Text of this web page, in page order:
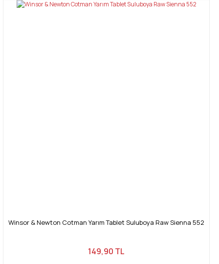
Winsor & Newton Cotman Yarım Tablet Suluboya Raw Sienna 552
149,90 TL